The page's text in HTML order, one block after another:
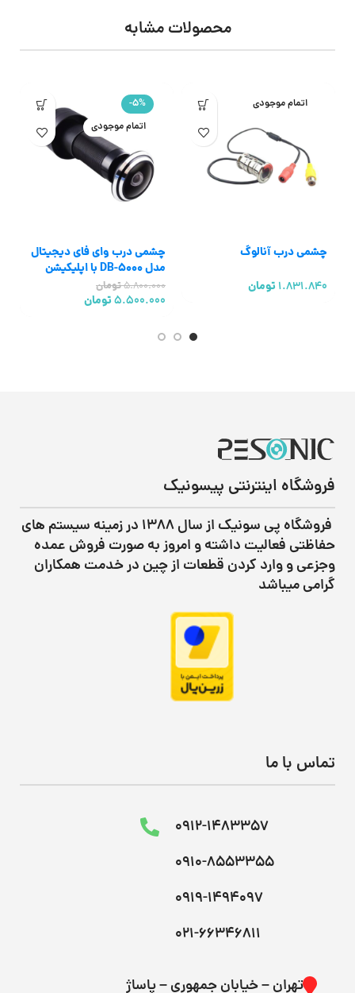
محصولات مشابه
اتمام موجودی
چشمی درب آنالوگ
1.831.840تومان
-5%
اتمام موجودی
چشمی درب وای فای دیجیتال
مدل DB-5000 با اپلیکیشن
V380
5.800.000تومان
5.500.000تومان پرداخت اقساطی خرید قسطی با ترب‌پی بدون کارمزد کارمزد
فروشگاه اینترنتی پیسونیک
فروشگاه پی سونیک از سال ۱۳۸۸ در زمینه سیستم های
حفاظتی فعالیت داشته و امروز به صورت فروش عمده
وجزعی و وارد کردن قطعات از چین در خدمت همکاران
گرامی میباشد
تماس با ما
0912-1483357
0910-8553355
0919-1494097
021-66346811
تهران – خیابان جمهوری – پاساژ